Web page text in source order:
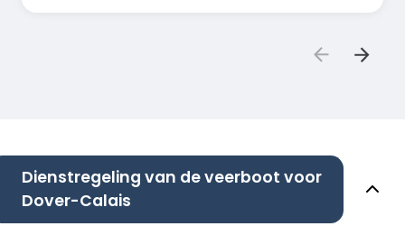
Dienstregeling van de veerboot voor
Dover-Calais